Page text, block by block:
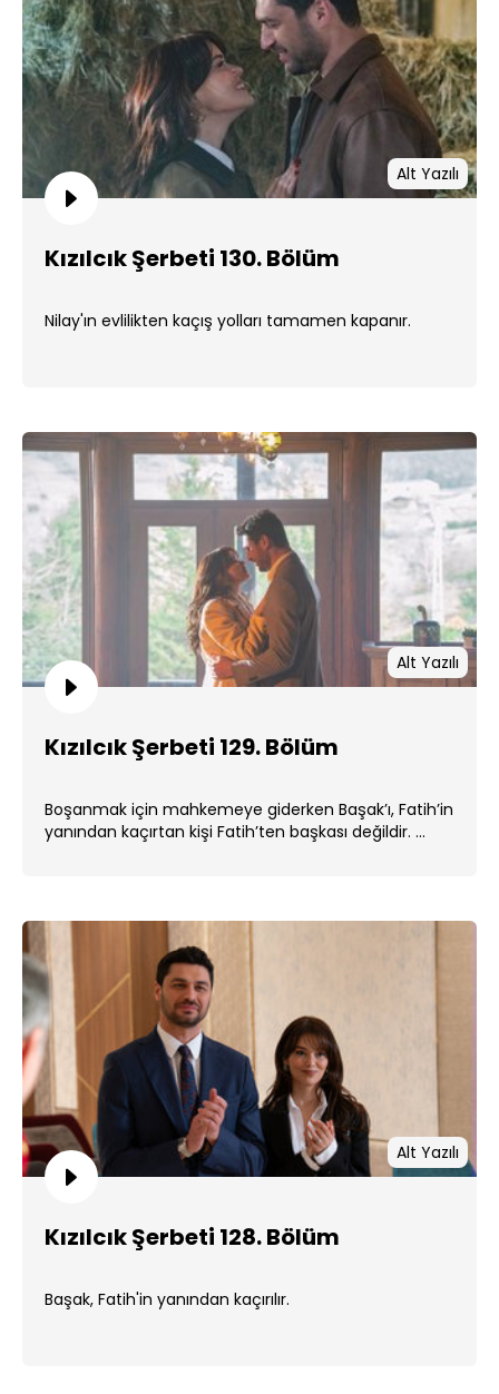
Alt Yazılı
Kızılcık Şerbeti 130. Bölüm
Nilay'ın evlilikten kaçış yolları tamamen kapanır.
Alt Yazılı
Kızılcık Şerbeti 129. Bölüm
Boşanmak için mahkemeye giderken Başak’ı, Fatih’in
yanından kaçırtan kişi Fatih’ten başkası değildir. ...
Alt Yazılı
Kızılcık Şerbeti 128. Bölüm
Başak, Fatih'in yanından kaçırılır.